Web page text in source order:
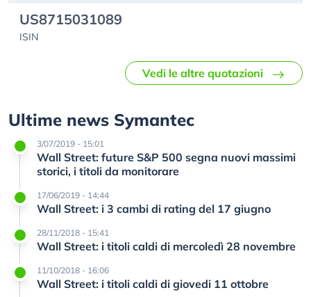
US8715031089
ISIN
Vedi le altre quotazioni
Ultime news Symantec
3/07/2019 - 15:01
Wall Street: future S&P 500 segna nuovi massimi
storici, i titoli da monitorare
17/06/2019 - 14:44
Wall Street: i 3 cambi di rating del 17 giugno
28/11/2018 - 15:41
Wall Street: i titoli caldi di mercoledì 28 novembre
11/10/2018 - 16:06
Wall Street: i titoli caldi di giovedi 11 ottobre